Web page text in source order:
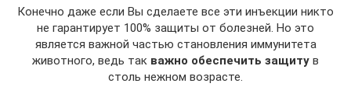
Конечно даже если Вы сделаете все эти инъекции никто
не гарантирует 100% защиты от болезней. Но это
является важной частью становления иммунитета
животного, ведь так важно обеспечить защиту в
столь нежном возрасте.